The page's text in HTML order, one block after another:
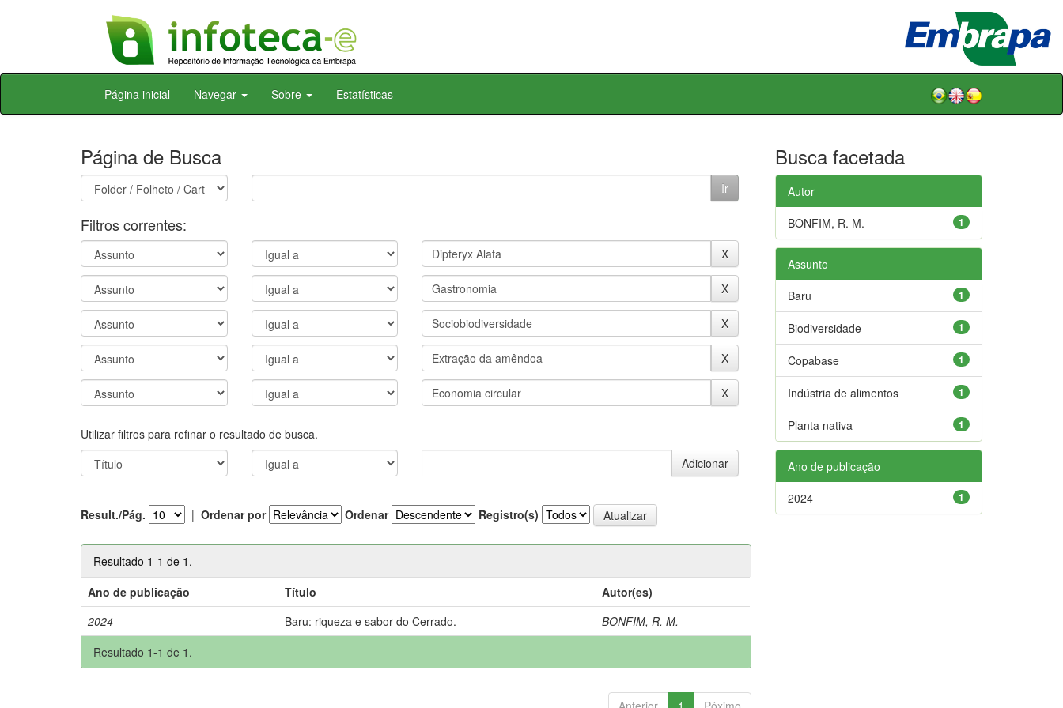
Skip
Página inicial Navegar Sobre Estatísticas
Página de Busca
Filtros correntes:
Utilizar filtros para refinar o resultado de busca.
Result./Pág. | Ordenar por Ordenar Registro(s)
Resultado 1-1 de 1.
Ano de publicação
Título
Autor(es)
2024
Baru: riqueza e sabor do Cerrado.
BONFIM, R. M.
Resultado 1-1 de 1.
Busca facetada
Autor
1
BONFIM, R. M.
Assunto
1
Baru
1
Biodiversidade
1
Copabase
1
Indústria de alimentos
1
Planta nativa
Ano de publicação
1
2024